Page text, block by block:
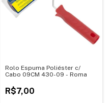
Rolo Espuma Poliéster c/
Cabo 09CM 430-09 - Roma
R$7,00